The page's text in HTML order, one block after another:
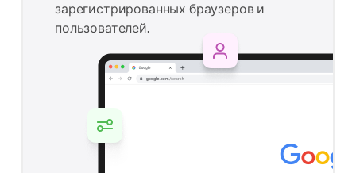
зарегистрированных браузеров и
пользователей.